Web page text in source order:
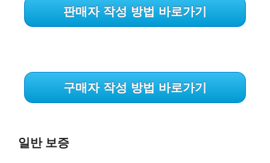
판매자 작성 방법 바로가기
구매자 작성 방법 바로가기
일반 보증